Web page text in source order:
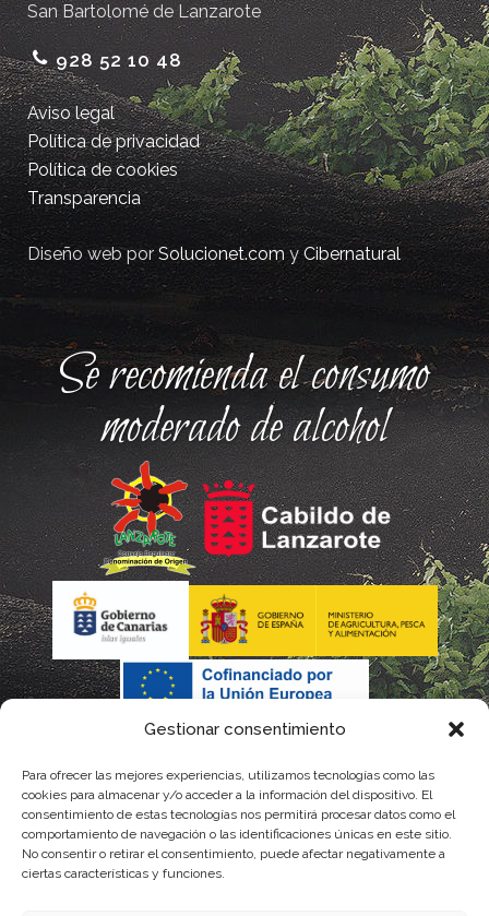
Gestionar consentimiento
Para ofrecer las mejores experiencias, utilizamos tecnologías como las
cookies para almacenar y/o acceder a la información del dispositivo. El
consentimiento de estas tecnologías nos permitirá procesar datos como el
comportamiento de navegación o las identificaciones únicas en este sitio.
No consentir o retirar el consentimiento, puede afectar negativamente a
ciertas características y funciones.
San Bartolomé de Lanzarote
928 52 10 48
Aviso legal
Política de privacidad
Política de cookies
Transparencia
Diseño web porSolucionet.comyCibernatural
Se recomienda el consumo
moderado de alcohol
La gestión de la DOP Lanzarote realizada por este Consejo Regulador es financiada,